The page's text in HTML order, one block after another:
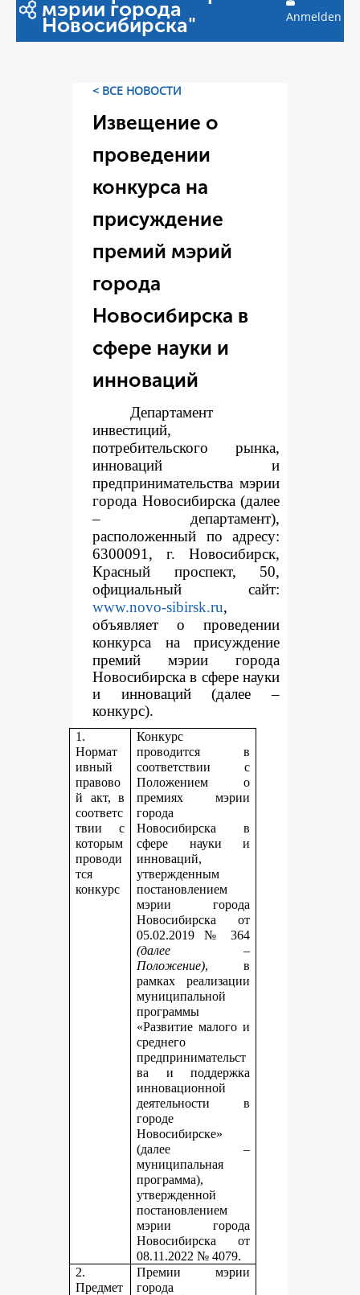
мэрии города
Новосибирска" Anmelden
< ВСЕ НОВОСТИ
Извещение о
проведении
конкурса на
присуждение
премий мэрий
города
Новосибирска в
сфере науки и
инноваций
Департамент
инвестиций,
потребительского рынка,
инноваций и
предпринимательства мэрии
города Новосибирска (далее
– департамент),
расположенный по адресу:
6300091, г. Новосибирск,
Красный проспект, 50,
официальный сайт:
www.novo-sibirsk.ru,
объявляет о проведении
конкурса на присуждение
премий мэрии города
Новосибирска в сфере науки
и инноваций (далее –
конкурс).
1.
Нормат
ивный
правово
й акт, в
соответс
твии с
которым
проводи
тся
конкурс
Конкурс
проводится в
соответствии с
Положением о
премиях мэрии
города
Новосибирска в
сфере науки и
инноваций,
утвержденным
постановлением
мэрии города
Новосибирска от
05.02.2019 № 364
(далее –
Положение), в
рамках реализации
муниципальной
программы
«Развитие малого и
среднего
предпринимательст
ва и поддержка
инновационной
деятельности в
городе
Новосибирске»
(далее –
муниципальная
программа),
утвержденной
постановлением
мэрии города
Новосибирска от
08.11.2022 № 4079.
2.
Предмет
Премии мэрии
города